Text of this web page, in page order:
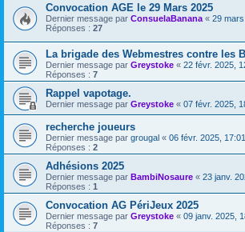
Convocation AGE le 29 Mars 2025
Dernier message par ConsuelaBanana « 29
Réponses : 27
La brigade des Webmestres contre les
Dernier message par Greystoke « 22 févr. 2025,
Réponses : 7
Rappel vapotage.
Dernier message par Greystoke « 07 févr. 2025,
recherche joueurs
Dernier message par grougal « 06 févr. 2025, 17:01
Réponses : 2
Adhésions 2025
Dernier message par BambiNosaure « 23 janv.
Réponses : 1
Convocation AG PériJeux 2025
Dernier message par Greystoke « 09 janv. 2025,
Réponses : 7